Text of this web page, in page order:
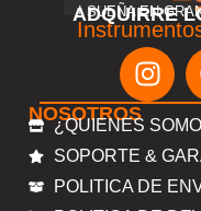
ADQUIRRE
! SUEÑA EN
NOSOTROS
¿QUIENES
SOPORTE &
POLITICA DE